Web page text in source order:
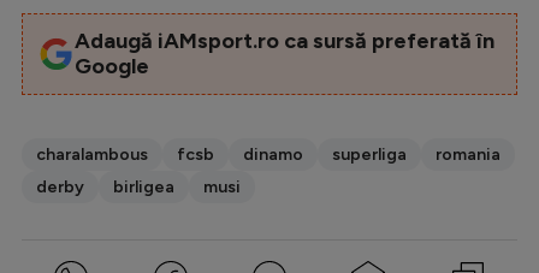
Adaugă iAMsport.ro ca sursă preferată în
Google
charalambous fcsb dinamo superliga
romania
derby
birligea musi